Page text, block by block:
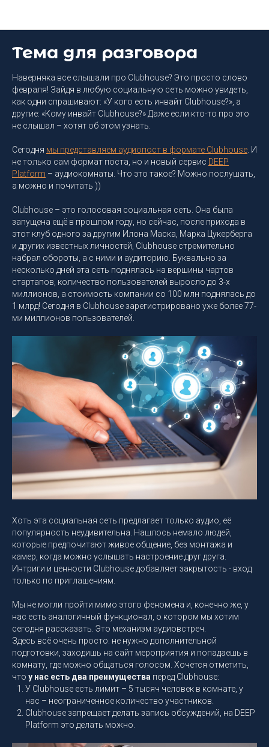
Тема для разговора
Наверняка все слышали про Clubhouse? Это просто слово
февраля! Зайдя в любую социальную сеть можно увидеть,
как одни спрашивают: «У кого есть инвайт Clubhouse?», а
другие: «Кому инвайт Clubhouse?» Даже если кто-то про это
не слышал – хотят об этом узнать.
Сегодня мы представляем аудиопост в формате Clubhouse . И
не только сам формат поста, но и новый сервис DEEP
Platform – аудиокомнаты. Что это такое? Можно послушать,
а можно и почитать ))
Clubhouse – это голосовая социальная сеть. Она была
запущена ещё в прошлом году, но сейчас, после прихода в
этот клуб одного за другим Илона Маска, Марка Цукерберга
и других известных личностей, Clubhouse стремительно
набрал обороты, а с ними и аудиторию. Буквально за
несколько дней эта сеть поднялась на вершины чартов
стартапов, количество пользователей выросло до 3-х
миллионов, а стоимость компании со 100 млн поднялась до
1 млрд! Сегодня в Clubhouse зарегистрировано уже более 77-
ми миллионов пользователей.
Хоть эта социальная сеть предлагает только аудио, её
популярность неудивительна. Нашлось немало людей,
которые предпочитают живое общение, без монтажа и
камер, когда можно услышать настроение друг друга.
Интриги и ценности Clubhouse добавляет закрытость - вход
только по приглашениям.
Мы не могли пройти мимо этого феномена и, конечно же, у
нас есть аналогичный функционал, о котором мы хотим
сегодня рассказать. Это механизм аудиовстреч.
Здесь всё очень просто: не нужно дополнительной
подготовки, заходишь на сайт мероприятия и попадаешь в
комнату, где можно общаться голосом. Хочется отметить,
что у нас есть два преимущества перед Clubhouse:
У Clubhouse есть лимит – 5 тысяч человек в комнате, у
нас – неограниченное количество участников.
Clubhouse запрещает делать запись обсуждений, на DEEP
Platform это делать можно.